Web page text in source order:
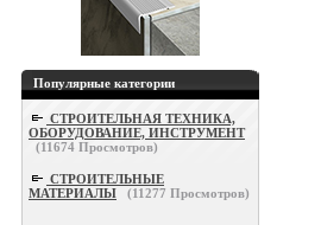
Популярные категории
СТРОИТЕЛЬНАЯ ТЕХНИКА,
ОБОРУДОВАНИЕ, ИНСТРУМЕНТ
(11674 Просмотров)
СТРОИТЕЛЬНЫЕ
МАТЕРИАЛЫ
(11277 Просмотров)